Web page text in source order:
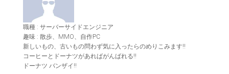
職種 : サーバーサイドエンジニア
趣味 : 散歩、MMO、自作PC
新しいもの、古いもの問わず気に入ったらのめりこみます!!
コーヒーとドーナツがあればがんばれる!!
ドーナツ バンザイ!!